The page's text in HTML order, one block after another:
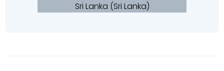
Sri Lanka (Sri Lanka)